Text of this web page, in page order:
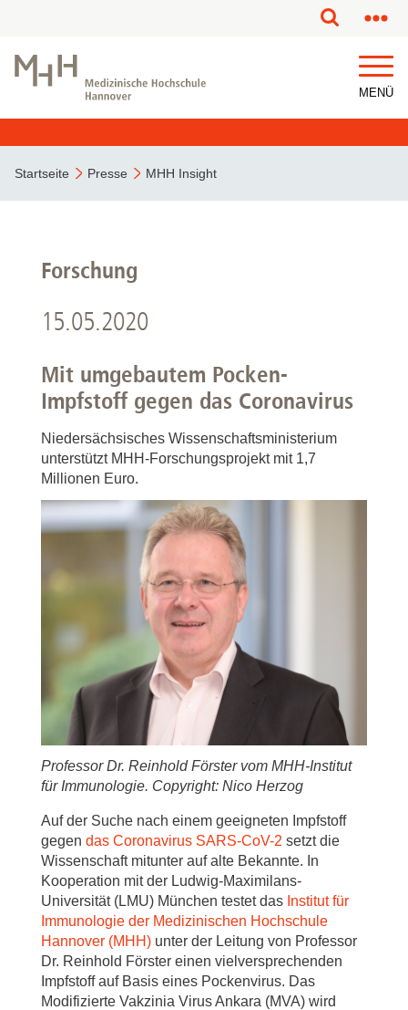
MENÜ
Startseite Presse MHH Insight
Forschung
15.05.2020
Mit umgebautem Pocken-
Impfstoff gegen das Coronavirus
Niedersächsisches Wissenschaftsministerium
unterstützt MHH-Forschungsprojekt mit 1,7
Millionen Euro.
Professor Dr. Reinhold Förster vom MHH-Institut
für Immunologie. Copyright: Nico Herzog
Auf der Suche nach einem geeigneten Impfstoff
gegen das Coronavirus SARS-CoV-2 setzt die
Wissenschaft mitunter auf alte Bekannte. In
Kooperation mit der Ludwig-Maximilans-
Universität (LMU) München testet das Institut für
Immunologie der Medizinischen Hochschule
Hannover (MHH) unter der Leitung von Professor
Dr. Reinhold Förster einen vielversprechenden
Impfstoff auf Basis eines Pockenvirus. Das
Modifizierte Vakzinia Virus Ankara (MVA) wird